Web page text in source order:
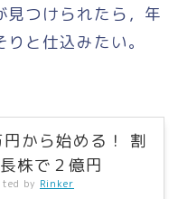
見つけられたら，年
と仕込みたい。
から始める！ 割
株で２億円
by Rinker